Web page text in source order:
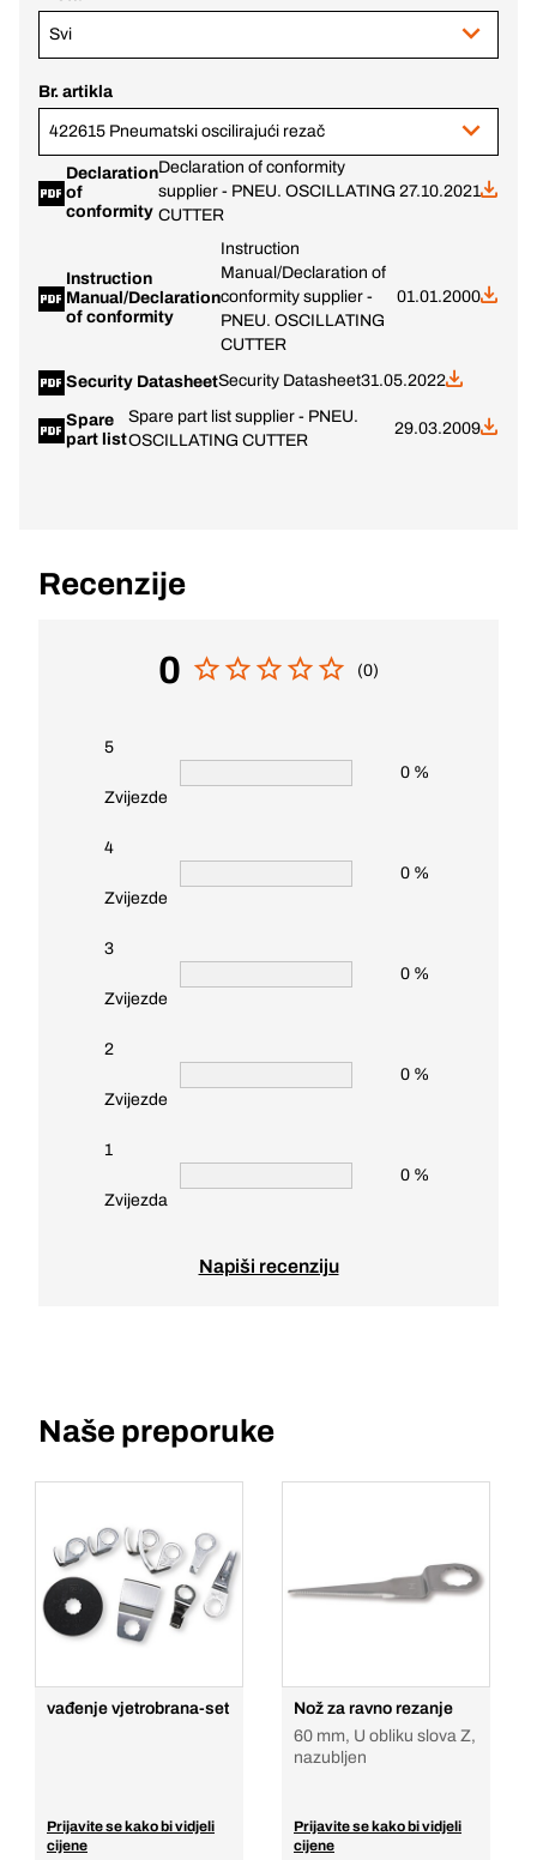
Svi
Br. artikla
422615 Pneumatski oscilirajući rezač
Declaration
of
conformity
Declaration of conformity
supplier - PNEU. OSCILLATING
CUTTER
27.10.2021
Instruction
Manual/Declaration
of conformity
Instruction
Manual/Declaration of
conformity supplier -
PNEU. OSCILLATING
CUTTER
01.01.2000
Security DatasheetSecurity Datasheet31.05.2022
Spare
part list
Spare part list supplier - PNEU.
OSCILLATING CUTTER
29.03.2009
Recenzije
0 (0)
5
Zvijezde
0 %
4
Zvijezde
0 %
3
Zvijezde
0 %
2
Zvijezde
0 %
1
Zvijezda
0 %
Napiši recenziju
Naše preporuke
vađenje vjetrobrana-set
Prijavite se kako bi vidjeli
cijene
Nož za ravno rezanje
60 mm, U obliku slova Z,
nazubljen
Prijavite se kako bi vidjeli
cijene